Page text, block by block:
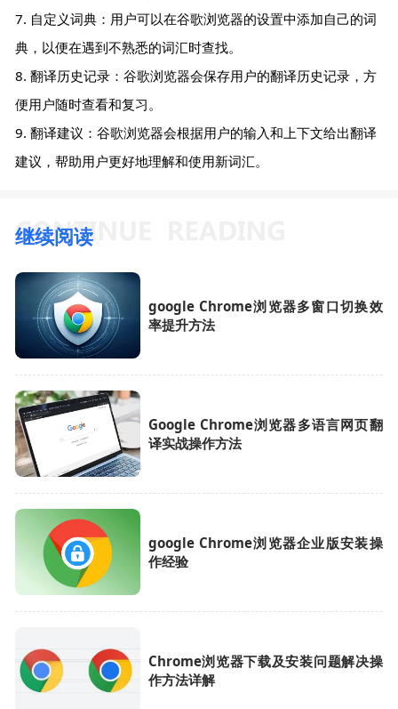
7. 自定义词典：用户可以在谷歌浏览器的设置中添加自己的词
典，以便在遇到不熟悉的词汇时查找。
8. 翻译历史记录：谷歌浏览器会保存用户的翻译历史记录，方
便用户随时查看和复习。
9. 翻译建议：谷歌浏览器会根据用户的输入和上下文给出翻译
建议，帮助用户更好地理解和使用新词汇。
继续阅读
google Chrome浏览器多窗口切换效
率提升方法
Google Chrome浏览器多语言网页翻
译实战操作方法
google Chrome浏览器企业版安装操
作经验
Chrome浏览器下载及安装问题解决操
作方法详解